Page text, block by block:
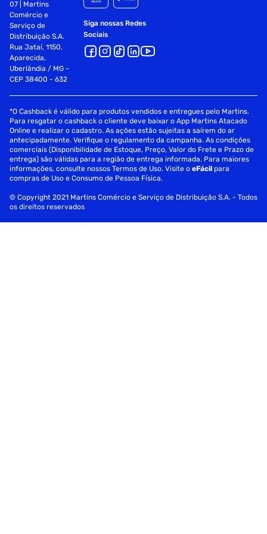
07 | Martins
Comércio e
Serviço de
Distribuição S.A.
Rua Jataí, 1150,
Aparecida,
Uberlândia / MG -
CEP 38400 - 632
Siga nossas Redes
Sociais
*O Cashback é válido para produtos vendidos e entregues pelo Martins.
Para resgatar o cashback o cliente deve baixar o App Martins Atacado
Online e realizar o cadastro. As ações estão sujeitas a saírem do ar
antecipadamente. Verifique o regulamento da campanha. As condições
comerciais (Disponibilidade de Estoque, Preço, Valor do Frete e Prazo de
entrega) são válidas para a região de entrega informada. Para maiores
informações, consulte nossos Termos de Uso. Visite oeFácil para
compras de Uso e Consumo de Pessoa Física.
© Copyright 2021 Martins Comércio e Serviço de Distribuição S.A. - Todos
os direitos reservados